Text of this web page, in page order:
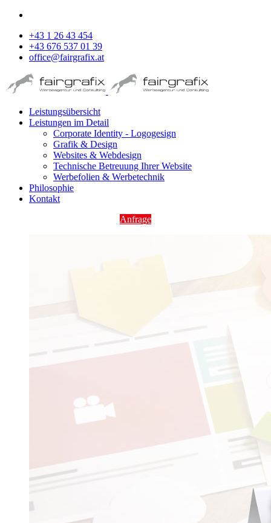
+43 1 26 43 454
+43 676 537 01 39
office@fairgrafix.at
Leistungsübersicht
Leistungen im Detail
Corporate Identity - Logogesign
Grafik & Design
Websites & Webdesign
Technische Betreuung Ihrer Website
Werbefolien & Werbetechnik
Philosophie
Kontakt
Anfrage